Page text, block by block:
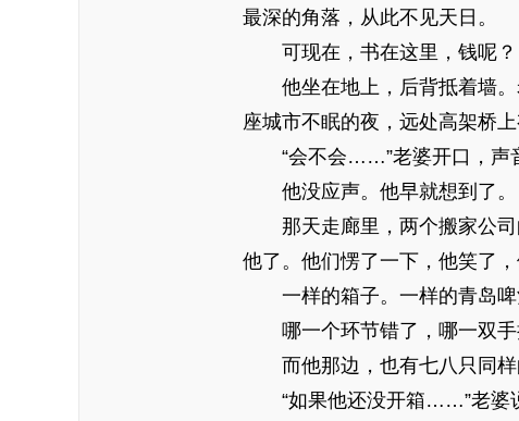
最深的角落，从此不见天日。
可现在，书在这里，钱呢？
他坐在地上，后背抵着墙
座城市不眠的夜，远处高架桥
“会不会……”老婆开口，声
他没应声。他早就想到了。
那天走廊里，两个搬家公
他了。他们愣了一下，他笑了
一样的箱子。一样的青岛
哪一个环节错了，哪一双
而他那边，也有七八只同
“如果他还没开箱……”老婆